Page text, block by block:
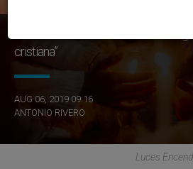
Padre Antonio Rivero: “Debemos
cristiana”
AUG 06, 2019 09:16
ANTONIO RIVERO
Luces